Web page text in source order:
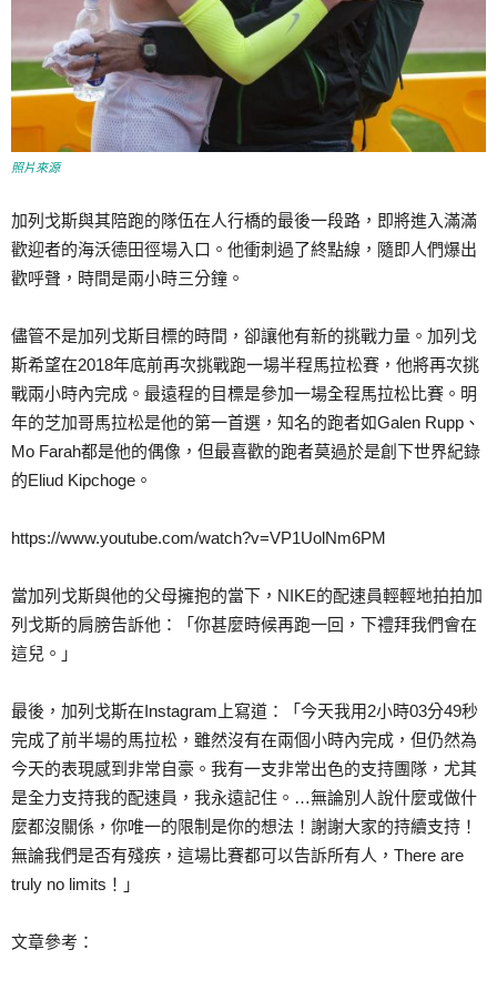
照片來源
加列戈斯與其陪跑的隊伍在人行橋的最後一段路，即將進入滿滿
歡迎者的海沃德田徑場入口。他衝刺過了終點線，隨即人們爆出
歡呼聲，時間是兩小時三分鐘。
儘管不是加列戈斯目標的時間，卻讓他有新的挑戰力量。加列戈
斯希望在2018年底前再次挑戰跑一場半程馬拉松賽，他將再次挑
戰兩小時內完成。最遠程的目標是參加一場全程馬拉松比賽。明
年的芝加哥馬拉松是他的第一首選，知名的跑者如Galen Rupp、
Mo Farah都是他的偶像，但最喜歡的跑者莫過於是創下世界紀錄
的Eliud Kipchoge。
https://www.youtube.com/watch?v=VP1UolNm6PM
當加列戈斯與他的父母擁抱的當下，NIKE的配速員輕輕地拍拍加
列戈斯的肩膀告訴他：「你甚麼時候再跑一回，下禮拜我們會在
這兒。」
最後，加列戈斯在Instagram上寫道：「今天我用2小時03分49秒
完成了前半場的馬拉松，雖然沒有在兩個小時內完成，但仍然為
今天的表現感到非常自豪。我有一支非常出色的支持團隊，尤其
是全力支持我的配速員，我永遠記住。…無論別人說什麼或做什
麼都沒關係，你唯一的限制是你的想法！謝謝大家的持續支持！
無論我們是否有殘疾，這場比賽都可以告訴所有人，There are
truly no limits！」
文章參考：